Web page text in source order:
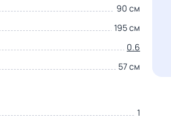
90 см
195 см
0.6
57 см
1